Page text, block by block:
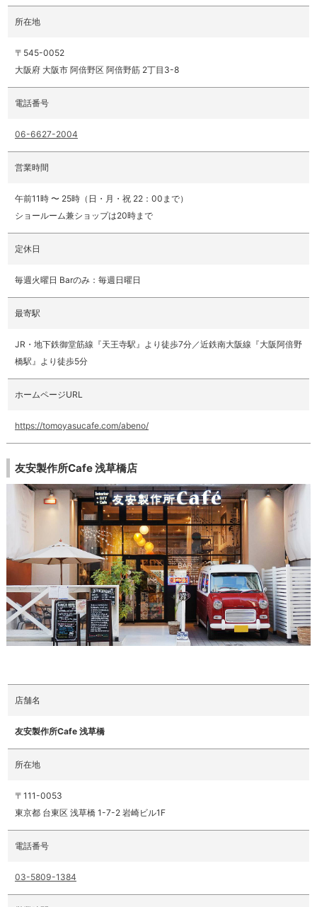
所在地
〒545-0052
大阪府 大阪市 阿倍野区 阿倍野筋 2丁目3-8
電話番号
06-6627-2004
営業時間
午前11時 〜 25時（日・月・祝 22：00まで）
ショールーム兼ショップは20時まで
定休日
毎週火曜日 Barのみ：毎週日曜日
最寄駅
JR・地下鉄御堂筋線『天王寺駅』より徒歩7分／近鉄南大阪線『大阪阿倍野
橋駅』より徒歩5分
ホームページURL
https://tomoyasucafe.com/abeno/
友安製作所Cafe 浅草橋店
店舗名
友安製作所Cafe 浅草橋
所在地
〒111-0053
東京都 台東区 浅草橋 1-7-2 岩崎ビル1F
電話番号
03-5809-1384